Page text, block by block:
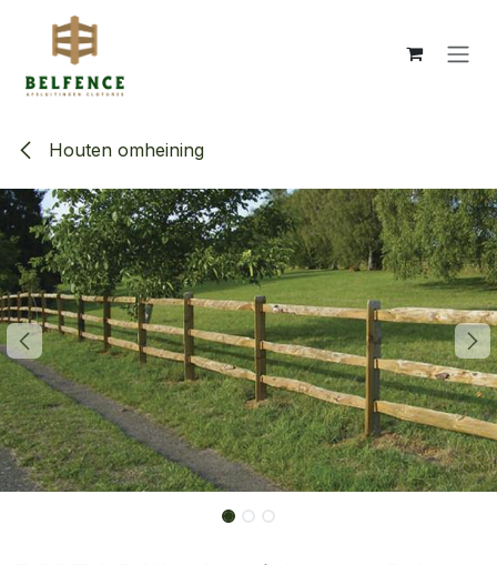
Overslaan naar inhoud
Houten omheining